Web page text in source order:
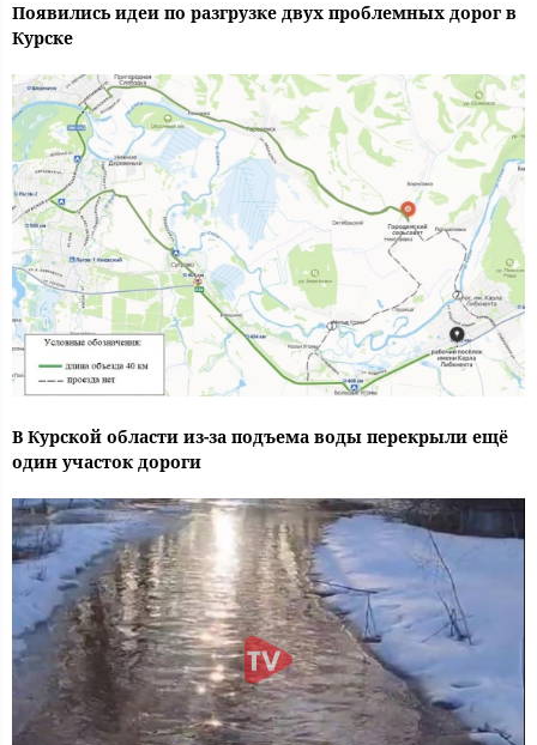
Появились идеи по разгрузке двух проблемных дорог в
Курске
В Курской области из-за подъема воды перекрыли ещё
один участок дороги